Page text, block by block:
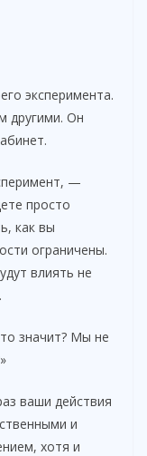
эксперимента.
другими. Он
—
просто
как вы
ограничены.
влиять не
значит? Мы не
ваши действия
и
хотя и